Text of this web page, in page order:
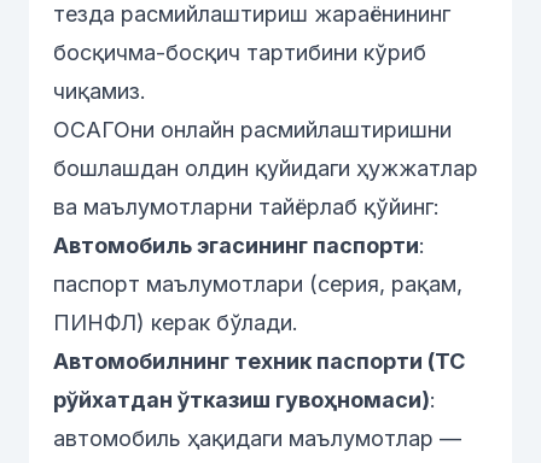
тезда расмийлаштириш жараёнининг
босқичма-босқич тартибини кўриб
чиқамиз.
ОСАГОни онлайн расмийлаштиришни
бошлашдан олдин қуйидаги ҳужжатлар
ва маълумотларни тайёрлаб қўйинг:
Автомобиль эгасининг паспорти:
паспорт маълумотлари (серия, рақам,
ПИНФЛ) керак бўлади.
Автомобилнинг техник паспорти (ТС
рўйхатдан ўтказиш гувоҳномаси):
автомобиль ҳақидаги маълумотлар —